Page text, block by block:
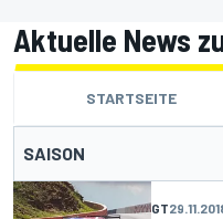
Aktuelle News
STARTSEITE
SAISON
GT